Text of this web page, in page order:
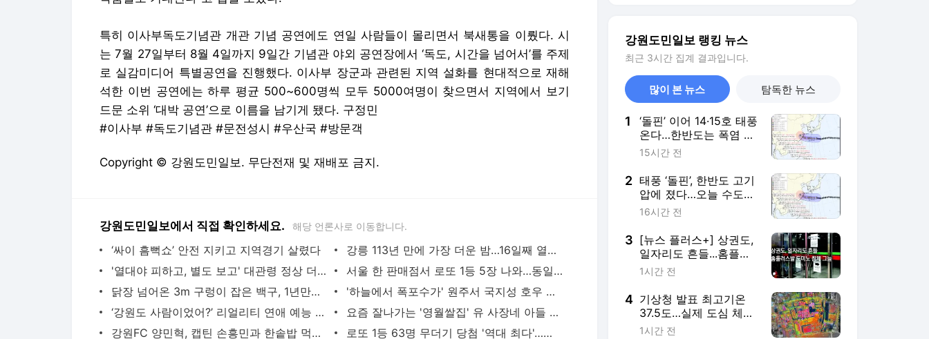
특히 이사부독도기념관 개관 기념 공연에도 연일 사람들이 몰리면서 북새통을 이뤘다. 시
는 7월 27일부터 8월 4일까지 9일간 기념관 야외 공연장에서 ‘독도, 시간을 넘어서’를 주제
로 실감미디어 특별공연을 진행했다. 이사부 장군과 관련된 지역 설화를 현대적으로 재해
석한 이번 공연에는 하루 평균 500~600명씩 모두 5000여명이 찾으면서 지역에서 보기
드문 소위 ‘대박 공연’으로 이름을 남기게 됐다. 구정민
#이사부 #독도기념관 #문전성시 #우산국 #방문객
Copyright © 강원도민일보. 무단전재 및 재배포 금지.
강원도민일보에서 직접 확인하세요. 해당 언론사로 이동합니다.
‘싸이 흠뻑쇼’ 안전 지키고 지역경기 살렸다
강릉 113년 만에 가장 더운 밤…16일째 열대야 지속
'열대야 피하고, 별도 보고' 대관령 정상 더위 피난민으로 북새통
서울 한 판매점서 로또 1등 5장 나와…동일인이면 77억 대박
닭장 넘어온 3m 구렁이 잡은 백구, 1년만에 2m 구렁이 또 잡아 화제
'하늘에서 폭포수가' 원주서 국지성 호우 쏟아지는 장면 포착 화제
‘강원도 사람이었어?’ 리얼리티 연애 예능 프로그램 출연자 눈길
요즘 잘나가는 '영월쌀집' 유 사장네 아들 삼형제
강원FC 양민혁, 캡틴 손흥민과 한솥밥 먹는다… 토트넘 공식 입단
로또 1등 63명 무더기 당첨 '역대 최다'…당첨금 각 4억2천만원씩
강원도민일보 랭킹 뉴스
최근 3시간 집계 결과입니다.
많이 본 뉴스 탐독한 뉴스
1
‘돌핀’ 이어 14·15호 태풍
온다…한반도는 폭염 비
상
15시간 전
2 태풍 ‘돌핀’, 한반도 고기
압에 졌다…오늘 수도권
40도 육박
16시간 전
3 [뉴스 플러스+] 상권도,
일자리도 흔들...홈플러
스발 도미노 침체 그늘
1시간 전
4 기상청 발표 최고기온
37.5도…실제 도심 체감
60도 훌쩍
1시간 전